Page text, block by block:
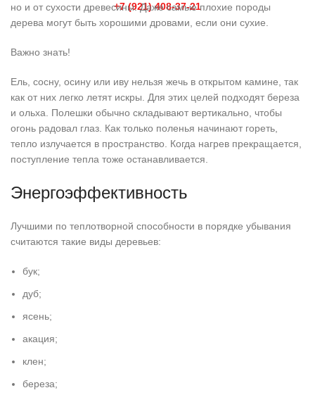
+7 (921) 408-37-21
но и от сухости древесины. Даже самые плохие породы
дерева могут быть хорошими дровами, если они сухие.
Важно знать!
Ель, сосну, осину или иву нельзя жечь в открытом камине, так
как от них легко летят искры. Для этих целей подходят береза
и ольха. Полешки обычно складывают вертикально, чтобы
огонь радовал глаз. Как только поленья начинают гореть,
тепло излучается в пространство. Когда нагрев прекращается,
поступление тепла тоже останавливается.
Энергоэффективность
Лучшими по теплотворной способности в порядке убывания
считаются такие виды деревьев:
бук;
дуб;
ясень;
акация;
клен;
береза;